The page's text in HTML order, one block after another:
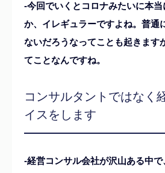
-今回でいくとコロナみたいに本当
か、イレギュラーですよね。普通
ないだろうなってことも起きます
てことなんですね。
コンサルタントではなく
イスをします
-経営コンサル会社が沢山ある中